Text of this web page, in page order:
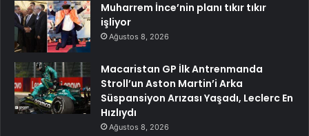
Muharrem İnce’nin planı tıkır tıkır
işliyor
Ağustos 8, 2026
Macaristan GP İlk Antrenmanda
Stroll’un Aston Martin’i Arka
Süspansiyon Arızası Yaşadı, Leclerc En
Hızlıydı
Ağustos 8, 2026